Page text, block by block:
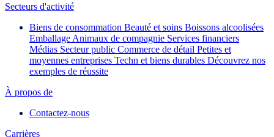
Secteurs d'activité
Biens de consommation Beauté et soins Boissons alcoolisées
EmballageAnimaux de compagnie Services financiers
Médias Secteur public Commerce de détail Petites et
moyennes entreprises Techn et biens durables Découvrez nos
exemples de réussite
À propos de
Contactez-nous
Carrières